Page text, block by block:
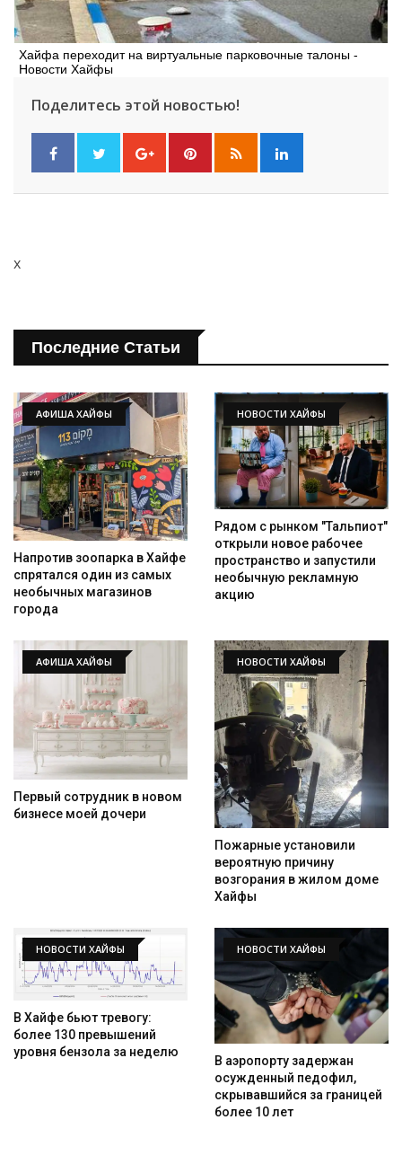
Хайфа переходит на виртуальные парковочные талоны -
Новости Хайфы
Поделитесь этой новостью!
x
Последние Статьи
АФИША ХАЙФЫ
Напротив зоопарка в Хайфе
спрятался один из самых
необычных магазинов
города
НОВОСТИ ХАЙФЫ
Рядом с рынком "Тальпиот"
открыли новое рабочее
пространство и запустили
необычную рекламную
акцию
АФИША ХАЙФЫ
Первый сотрудник в новом
бизнесе моей дочери
НОВОСТИ ХАЙФЫ
Пожарные установили
вероятную причину
возгорания в жилом доме
Хайфы
НОВОСТИ ХАЙФЫ
В Хайфе бьют тревогу:
более 130 превышений
уровня бензола за неделю
НОВОСТИ ХАЙФЫ
В аэропорту задержан
осужденный педофил,
скрывавшийся за границей
более 10 лет